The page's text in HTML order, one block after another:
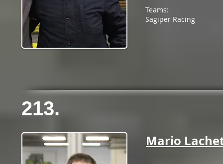
Teams:
Sagiper Racing
213.
Mario